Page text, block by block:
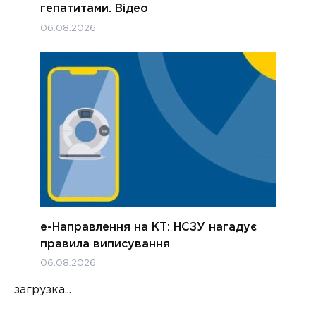
гепатитами. Відео
06.08.2026
е-Направлення на КТ: НСЗУ нагадує
правила виписування
06.08.2026
загрузка...